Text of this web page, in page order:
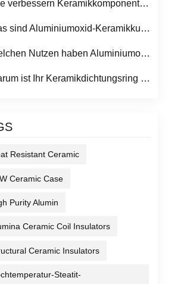
Keramikkomponenten die Zuverlässigkeit von Halbleiterfertigungsanlagen?
Aluminiumoxid-Keramikkugeln und ihre wichtigsten industriellen Anwendungen?
Nutzen haben Aluminiumoxid-Keramikteile für moderne industrielle Anwendungen?
ist Ihr Keramikdichtungsring undicht? (Und wie Sie das verhindern können)
Resistant Ceramic
Ceramic Case
Purity Alumin
Ceramic Coil Insulators
Ceramic Insulators
Steatit-